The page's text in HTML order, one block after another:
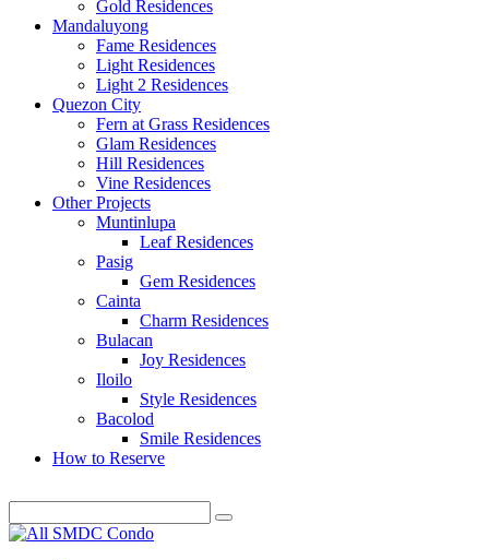
Gold Residences
Mandaluyong
Fame Residences
Light Residences
Light 2 Residences
Quezon City
Fern at Grass Residences
Glam Residences
Hill Residences
Vine Residences
Other Projects
Muntinlupa
Leaf Residences
Pasig
Gem Residences
Cainta
Charm Residences
Bulacan
Joy Residences
Iloilo
Style Residences
Bacolod
Smile Residences
How to Reserve